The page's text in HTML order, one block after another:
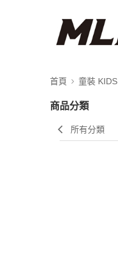
首頁 童裝 KIDS
商品分類
所有分類